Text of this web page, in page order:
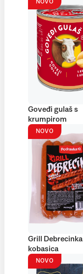
NOVO
Goveđi gulaš s
krumpirom
NOVO
Grill Debrecinka
kobasica
NOVO